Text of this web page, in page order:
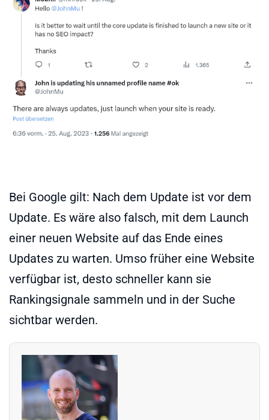
Bei Google gilt: Nach dem Update ist vor dem
Update. Es wäre also falsch, mit dem Launch
einer neuen Website auf das Ende eines
Updates zu warten. Umso früher eine Website
verfügbar ist, desto schneller kann sie
Rankingsignale sammeln und in der Suche
sichtbar werden.